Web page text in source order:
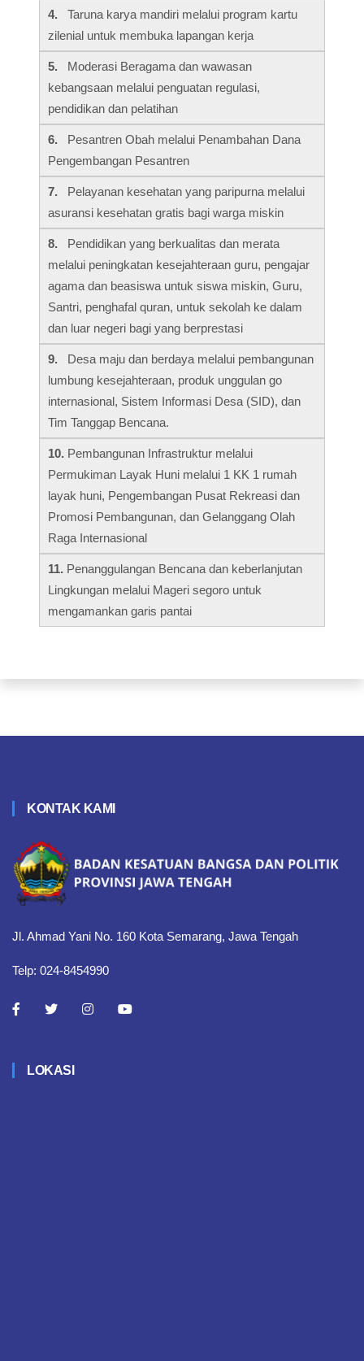
4.
Taruna karya mandiri melalui program kartu
zilenial untuk membuka lapangan kerja
5.
Moderasi Beragama dan wawasan
kebangsaan melalui penguatan regulasi,
pendidikan dan pelatihan
6. Pesantren Obah melalui Penambahan Dana
Pengembangan Pesantren
7. Pelayanan kesehatan yang paripurna melalui
asuransi kesehatan gratis bagi warga miskin
8. Pendidikan yang berkualitas dan merata
melalui peningkatan kesejahteraan guru, pengajar
agama dan beasiswa untuk siswa miskin, Guru,
Santri, penghafal quran, untuk sekolah ke dalam
dan luar negeri bagi yang berprestasi
9.
Desa maju dan berdaya melalui pembangunan
lumbung kesejahteraan, produk unggulan go
internasional, Sistem Informasi Desa (SID), dan
Tim Tanggap Bencana.
10. Pembangunan Infrastruktur melalui
Permukiman Layak Huni melalui 1 KK 1 rumah
layak huni, Pengembangan Pusat Rekreasi dan
Promosi Pembangunan, dan Gelanggang Olah
Raga Internasional
11. Penanggulangan Bencana dan keberlanjutan
Lingkungan melalui Mageri segoro untuk
mengamankan garis pantai
KONTAK KAMI
Jl. Ahmad Yani No. 160 Kota Semarang, Jawa Tengah
Telp: 024-8454990
LOKASI